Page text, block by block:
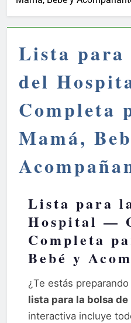
Lista para
del
Completa
Mamá,
Lista para
Hospital —
Completa
Bebé y
¿Te estás
lista para la bolsa
interactiva incluye